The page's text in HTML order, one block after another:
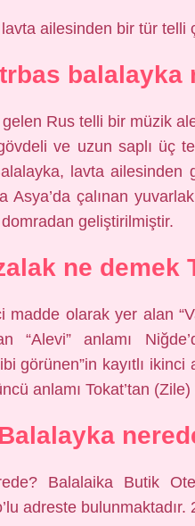
ailesinden bir tür telli
balalayka
Rus telli bir müzik
ve uzun saplı üç
lavta
Asya’da çalınan
geliştirilmiştir.
ne demek
madde olarak yer alan
“Alevi” anlamı
görünen”in kayıtlı ikinci
anlamı Tokat’tan
Balalayka
Balalaika Butik
adreste